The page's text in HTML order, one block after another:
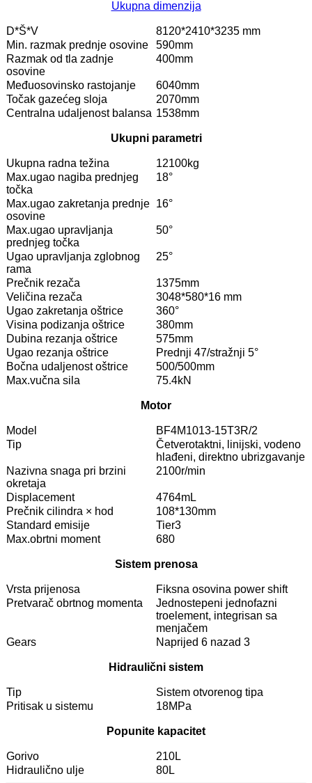
Ukupna dimenzija
D*Š*V
8120*2410*3235 mm
Min. razmak prednje osovine
590mm
Razmak od tla zadnje
osovine
400mm
Međuosovinsko rastojanje
6040mm
Točak gazećeg sloja
2070mm
Centralna udaljenost balansa 1538mm
Ukupni parametri
Ukupna radna težina
12100kg
Max.ugao nagiba prednjeg
točka
18°
Max.ugao zakretanja prednje
osovine
16°
Max.ugao upravljanja
prednjeg točka
50°
Ugao upravljanja zglobnog
rama
25°
Prečnik rezača
1375mm
Veličina rezača
3048*580*16 mm
Ugao zakretanja oštrice
360°
Visina podizanja oštrice
380mm
Dubina rezanja oštrice
575mm
Ugao rezanja oštrice
Prednji 47/stražnji 5°
Bočna udaljenost oštrice
500/500mm
Max.vučna sila
75.4kN
Motor
Model
BF4M1013-15T3R/2
Tip
Četverotaktni, linijski, vodeno
hlađeni, direktno ubrizgavanje
Nazivna snaga pri brzini
okretaja
2100r/min
Displacement
4764mL
Prečnik cilindra × hod
108*130mm
Standard emisije
Tier3
Max.obrtni moment
680
Sistem prenosa
Vrsta prijenosa
Fiksna osovina power shift
Pretvarač obrtnog momenta
Jednostepeni jednofazni
troelement, integrisan sa
menjačem
Gears
Naprijed 6 nazad 3
Hidraulični sistem
Tip
Sistem otvorenog tipa
Pritisak u sistemu
18MPa
Popunite kapacitet
Gorivo
210L
Hidraulično ulje
80L